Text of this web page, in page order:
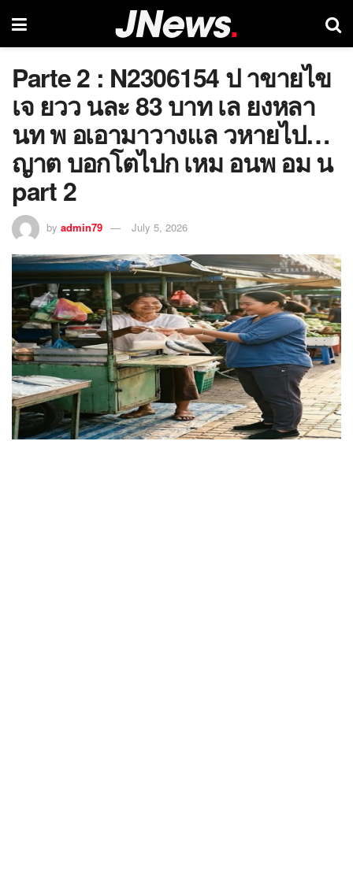
Parte 2 : N2306154 ป าขายไข
เจ ยวว นละ 83 บาท เล ยงหลา
นท พ อเอามาวางแล วหายไป…
ญาต บอกโตไปก เหม อนพ อม น
part 2
by admin79 July 5, 2026